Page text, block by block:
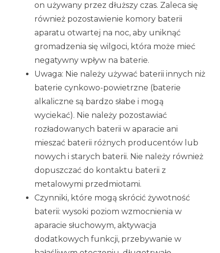
on używany przez dłuższy czas. Zaleca się
również pozostawienie komory baterii
aparatu otwartej na noc, aby uniknąć
gromadzenia się wilgoci, która może mieć
negatywny wpływ na baterie.
Uwaga: Nie należy używać baterii innych niż
baterie cynkowo-powietrzne (baterie
alkaliczne są bardzo słabe i mogą
wyciekać). Nie należy pozostawiać
rozładowanych baterii w aparacie ani
mieszać baterii różnych producentów lub
nowych i starych baterii. Nie należy również
dopuszczać do kontaktu baterii z
metalowymi przedmiotami.
Czynniki, które mogą skrócić żywotność
baterii: wysoki poziom wzmocnienia w
aparacie słuchowym, aktywacja
dodatkowych funkcji, przebywanie w